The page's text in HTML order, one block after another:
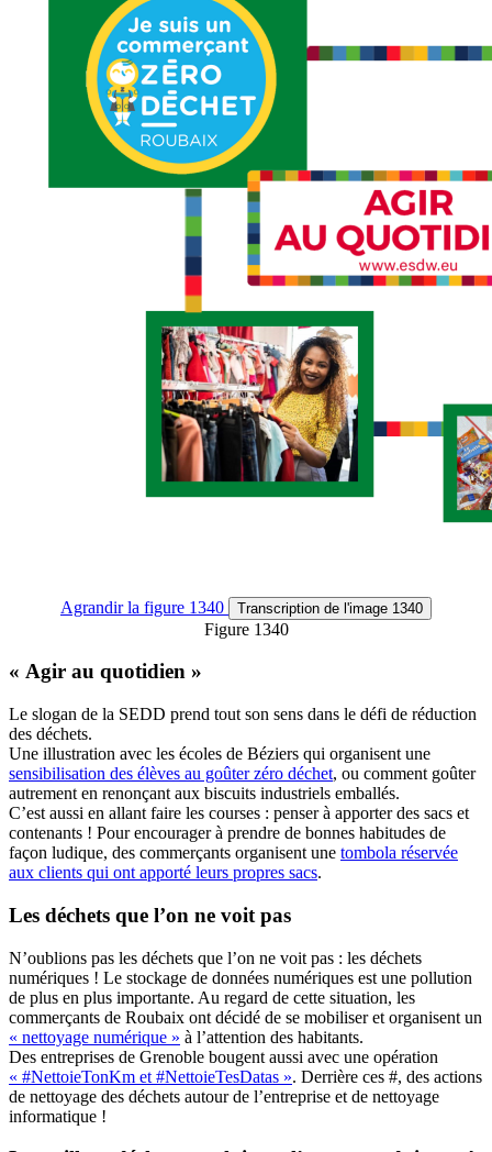
Agrandirla figure 1340 Transcription de l'image 1340
Figure 1340
« Agir au quotidien »
Le slogan de la SEDD prend tout son sens dans le défi de réduction
des déchets.
Une illustration avec les écoles de Béziers qui organisent une
sensibilisation des élèves au goûter zéro déchet, ou comment goûter
autrement en renonçant aux biscuits industriels emballés.
C’est aussi en allant faire les courses : penser à apporter des sacs et
contenants ! Pour encourager à prendre de bonnes habitudes de
façon ludique, des commerçants organisent une tombola réservée
aux clients qui ont apporté leurs propres sacs.
Les déchets que l’on ne voit pas
N’oublions pas les déchets que l’on ne voit pas : les déchets
numériques ! Le stockage de données numériques est une pollution
de plus en plus importante. Au regard de cette situation, les
commerçants de Roubaix ont décidé de se mobiliser et organisent un
« nettoyage numérique » à l’attention des habitants.
Des entreprises de Grenoble bougent aussi avec une opération
« #NettoieTonKm et #NettoieTesDatas ». Derrière ces #, des actions
de nettoyage des déchets autour de l’entreprise et de nettoyage
informatique !